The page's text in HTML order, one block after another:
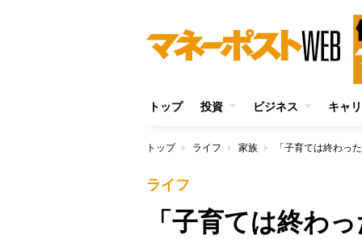
トップ 投資 ビジネス キャ
トップ ライフ 家族
ライフ
「子育ては終わ